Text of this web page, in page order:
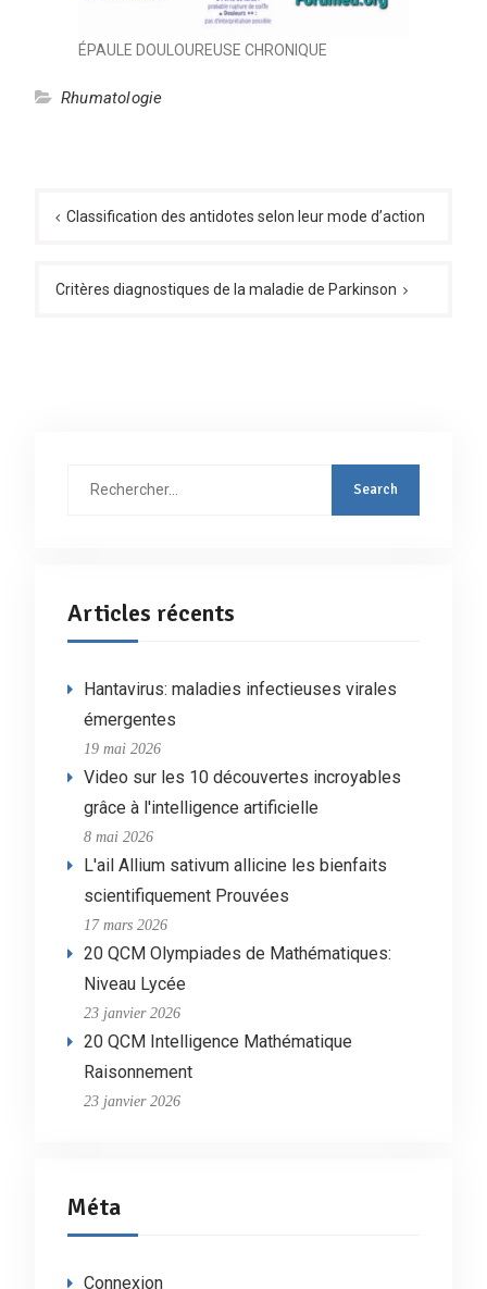
ÉPAULE DOULOUREUSE CHRONIQUE
Rhumatologie
de Classification des antidotes selon leur mode d’action
Critères diagnostiques de la maladie de Parkinson
Articles récents
Hantavirus: maladies infectieuses virales
émergentes
19 mai 2026
Video sur les 10 découvertes incroyables
grâce à l'intelligence artificielle
8 mai 2026
L'ail Allium sativum allicine les bienfaits
scientifiquement Prouvées
17 mars 2026
20 QCM Olympiades de Mathématiques:
Niveau Lycée
23 janvier 2026
20 QCM Intelligence Mathématique
Raisonnement
23 janvier 2026
Méta
Connexion